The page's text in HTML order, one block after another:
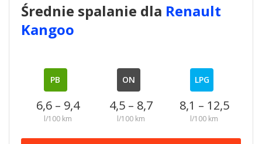
Średnie spalanie dla Renault
Kangoo
PB
6,6 – 9,4
l/100 km
ON
4,5 – 8,7
l/100 km
LPG
8,1 – 12,5
l/100 km